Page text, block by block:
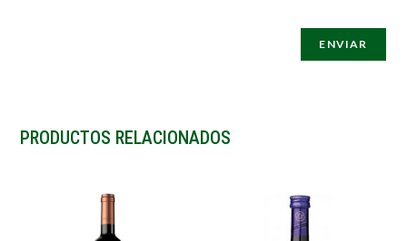
PRODUCTOS RELACIONADOS